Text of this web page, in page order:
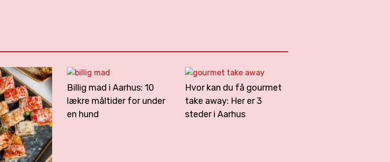
Billig mad i Aarhus: 10
lækre måltider for under
en hund
Hvor kan du få gourmet
take away: Her er 3
steder i Aarhus